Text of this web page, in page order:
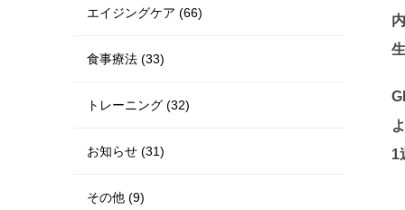
1
エイジングケア (66)
食事療法 (33)
トレーニング (32)
お知らせ (31)
その他 (9)